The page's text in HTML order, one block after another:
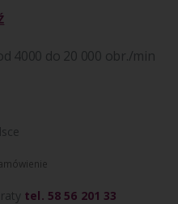
4000 do 20 000 obr./min
tel. 58 56 201 33